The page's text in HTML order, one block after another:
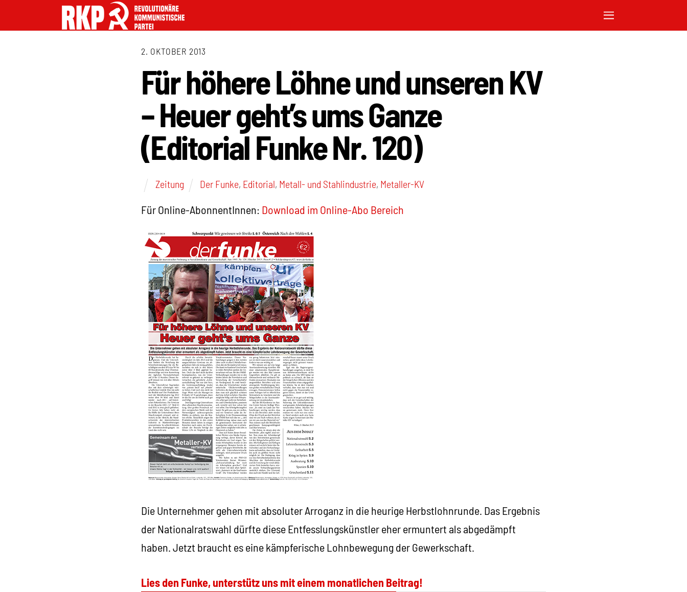
2. OKTOBER 2013
Für höhere Löhne und unseren KV
– Heuer geht’s ums Ganze
(Editorial Funke Nr. 120)
Zeitung Der Funke, Editorial, Metall- und Stahlindustrie, Metaller-KV
Für Online-AbonnentInnen: Download im Online-Abo Bereich
Die Unternehmer gehen mit absoluter Arroganz in die heurige Herbstlohnrunde. Das Ergebnis
der Nationalratswahl dürfte diese Entfesslungskünstler eher ermuntert als abgedämpft
haben. Jetzt braucht es eine kämpferische Lohnbewegung der Gewerkschaft.
Lies den Funke, unterstütz uns mit einem monatlichen Beitrag!